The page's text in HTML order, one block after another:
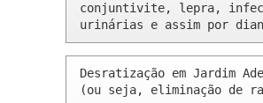
conjuntivite, lepra,
urinárias e assim por
Desratização em Jardim
(ou seja, eliminação de